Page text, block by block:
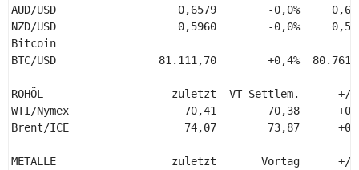
AUD/USD                   0,6579        -0,0%
NZD/USD                   0,5960        -0,0%
Bitcoin
BTC/USD                81.111,70        +0,4%
ROHÖL                    zuletzt  VT-Settlem.      +/-
WTI/Nymex                  70,41        70,38
Brent/ICE                  74,07        73,87
METALLE                  zuletzt       Vortag      +/-